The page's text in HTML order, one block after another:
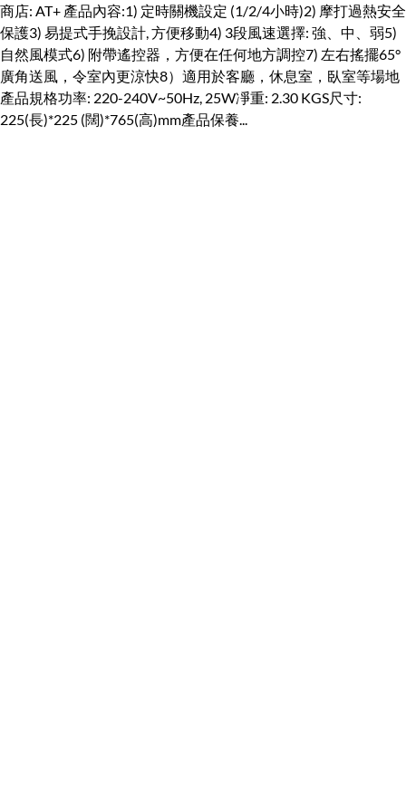
商店: AT+ 產品內容:1) 定時關機設定 (1/2/4小時)2) 摩打過熱安全
保護3) 易提式手挽設計, 方便移動4) 3段風速選擇: 強、中、弱5)
自然風模式6) 附帶遙控器，方便在任何地方調控7) 左右搖擺65°
廣角送風，令室內更涼快8）適用於客廳，休息室，臥室等場地
產品規格功率: 220-240V~50Hz, 25W凈重: 2.30 KGS尺寸:
225(長)*225 (闊)*765(高)mm產品保養...